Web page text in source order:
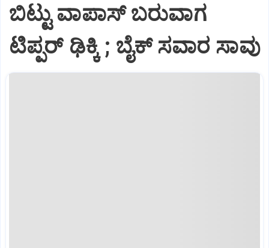
ಬಿಟ್ಟು ವಾಪಾಸ್‌ ಬರುವಾಗ
ಟಿಪ್ಪರ್‌ ಢಿಕ್ಕಿ ; ಬೈಕ್‌ ಸವಾರ ಸಾವು